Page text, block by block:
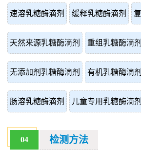
速溶乳糖酶滴剂 缓释乳糖酶滴剂
天然来源乳糖酶滴剂 重组乳糖酶滴剂
无添加剂乳糖酶滴剂 有机乳糖酶滴剂
肠溶乳糖酶滴剂 儿童专用乳糖酶滴剂
04 检测方法